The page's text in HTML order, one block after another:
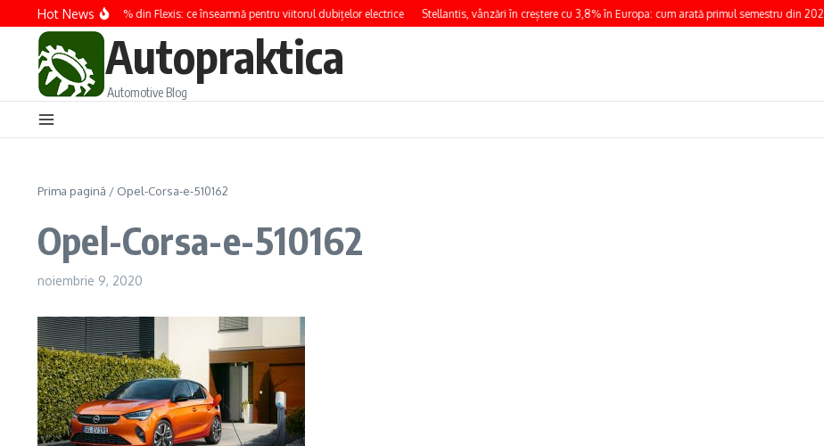
Sari la conținut
Hot News
Renault preia 100% din Flexis: ce înseamnă pentru viitorul dubițelor electrice Stellantis, vânzări în creștere cu 3,8% în Europa: cum arată primul semestru din 2026
Autopraktica
Automotive Blog
Prima pagină / Opel-Corsa-e-510162
Opel-Corsa-e-510162
noiembrie 9, 2020